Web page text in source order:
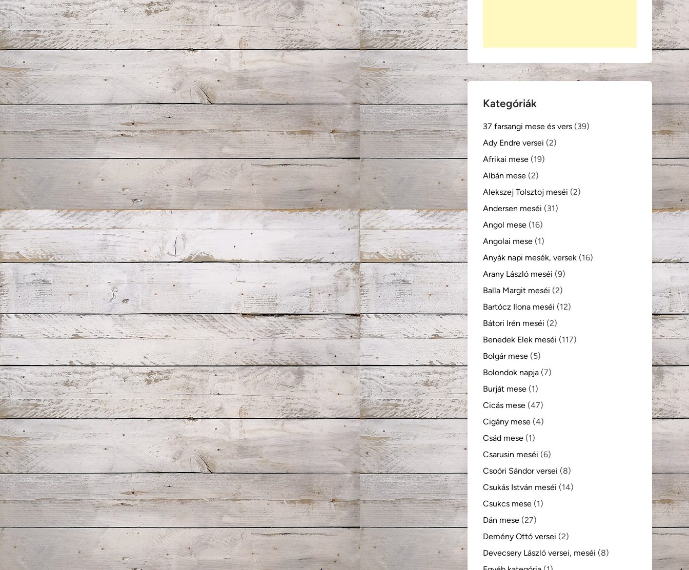
Kategóriák
37 farsangi mese és vers (39)
Ady Endre versei (2)
Afrikai mese (19)
Albán mese (2)
Alekszej Tolsztoj meséi (2)
Andersen meséi (31)
Angol mese (16)
Angolai mese (1)
Anyák napi mesék, versek (16)
Arany László meséi (9)
Balla Margit meséi (2)
Bartócz Ilona meséi (12)
Bátori Irén meséi (2)
Benedek Elek meséi (117)
Bolgár mese (5)
Bolondok napja (7)
Burját mese (1)
Cicás mese (47)
Cigány mese (4)
Csád mese (1)
Csarusin meséi (6)
Csoóri Sándor versei (8)
Csukás István meséi (14)
Csukcs mese (1)
Dán mese (27)
Demény Ottó versei (2)
Devecsery László versei, meséi (8)